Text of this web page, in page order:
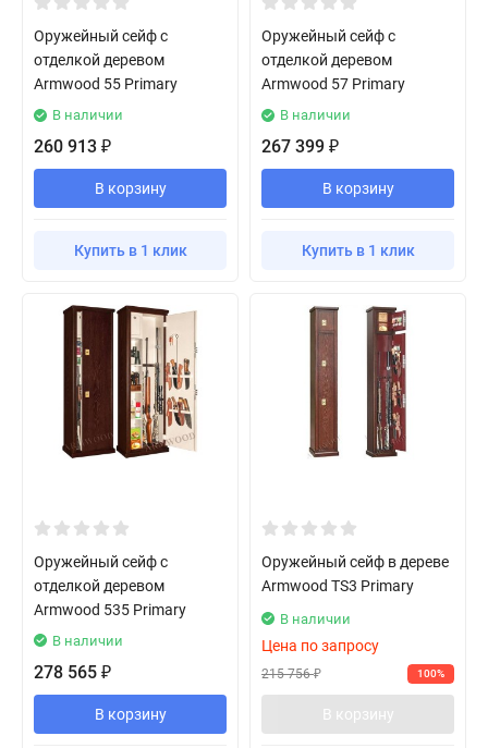
Оружейный сейф с
отделкой деревом
Armwood 55 Primary
В наличии
260 913 ₽
В корзину
Купить в 1 клик
Оружейный сейф с
отделкой деревом
Armwood 57 Primary
В наличии
267 399 ₽
В корзину
Купить в 1 клик
Оружейный сейф с
отделкой деревом
Armwood 535 Primary
В наличии
278 565 ₽
В корзину
Оружейный сейф в дереве
Armwood TS3 Primary
В наличии
Цена по запросу
215 756₽ 100%
В корзину